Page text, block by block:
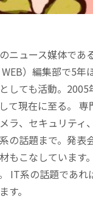
ニュース媒体であ
WEB）編集部で5年
しても活動。2005
て現在に至る。
ラ、セキュリティ
の話題まで。発表
もこなしています
IT系の話題であれ
す。